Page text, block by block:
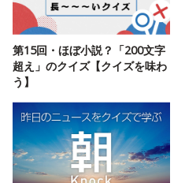
第15回・ほぼ小説？「200文字
超え」のクイズ【クイズを味わ
う】